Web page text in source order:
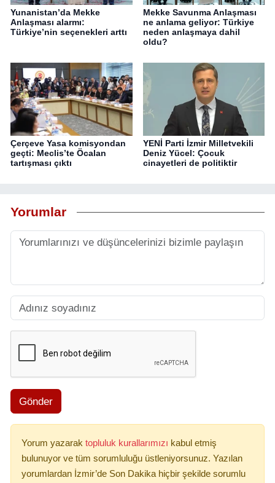
Yunanistan’da Mekke
Anlaşması alarmı:
Türkiye’nin seçenekleri arttı
Mekke Savunma Anlaşması
ne anlama geliyor: Türkiye
neden anlaşmaya dahil
oldu?
Çerçeve Yasa komisyondan
geçti: Meclis’te Öcalan
tartışması çıktı
YENİ Parti İzmir Milletvekili
Deniz Yücel: Çocuk
cinayetleri de politiktir
Yorumlar
Gönder
Yorum yazarak topluluk kurallarımızı kabul etmiş
bulunuyor ve tüm sorumluluğu üstleniyorsunuz. Yazılan
yorumlardan İzmir’de Son Dakika hiçbir şekilde sorumlu